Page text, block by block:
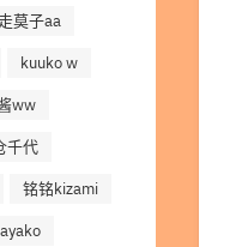
莫子aa
kuuko w
ww
千代
铭铭kizami